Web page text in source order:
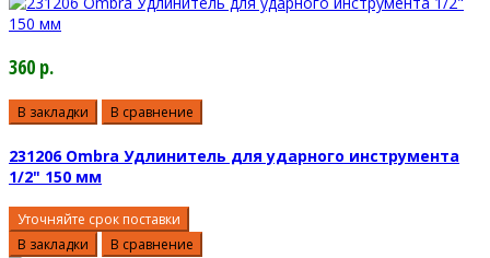
360 р.
В закладки В сравнение
231206 Ombra Удлинитель для ударного инструмента
1/2" 150 мм
Уточняйте срок поставки
В закладки
В сравнение